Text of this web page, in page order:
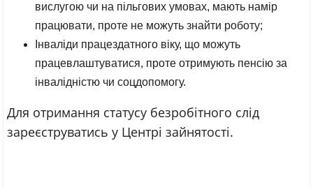
вислугою чи на пільгових умовах, мають намір
працювати, проте не можуть знайти роботу;
Інваліди працездатного віку, що можуть
працевлаштуватися, проте отримують пенсію за
інвалідністю чи соцдопомогу.
Для отримання статусу безробітного слід
зареєструватись у Центрі зайнятості.